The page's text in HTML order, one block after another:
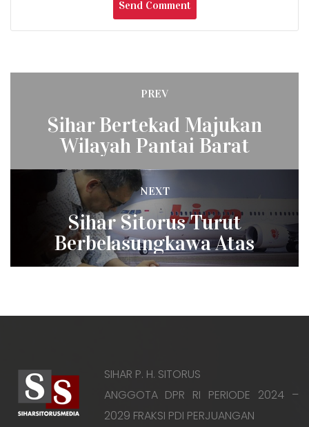
navigation
PREV
post:
Sihar Bertekad Majukan
Wilayah Pantai Barat
Sumatera Utara
NEXT
post:Sihar Sitorus Turut
Berbelasungkawa Atas
Peristiwa JT-610
SIHAR P. H. SITORUS
ANGGOTA DPR RI PERIODE 2024 –
2029 FRAKSI PDI PERJUANGAN